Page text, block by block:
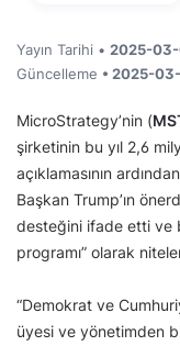
Yayın Tarihi • 2025-
Güncelleme • 2025-
MicroStrategy’nin (
şirketinin bu yıl 2,6
açıklamasının
Başkan Trump’ın
desteğini ifade etti ve
programı” olarak
“Demokrat ve
üyesi ve yönetimden